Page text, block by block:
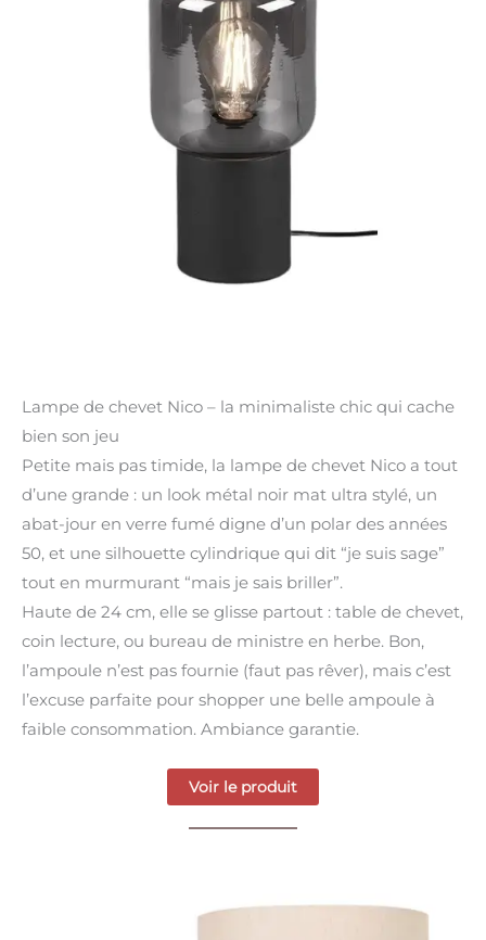
Lampe de chevet Nico – la minimaliste chic qui cache
bien son jeu
Petite mais pas timide, la lampe de chevet Nico a tout
d’une grande : un look métal noir mat ultra stylé, un
abat-jour en verre fumé digne d’un polar des années
50, et une silhouette cylindrique qui dit “je suis sage”
tout en murmurant “mais je sais briller”.
Haute de 24 cm, elle se glisse partout : table de chevet,
coin lecture, ou bureau de ministre en herbe. Bon,
l’ampoule n’est pas fournie (faut pas rêver), mais c’est
l’excuse parfaite pour shopper une belle ampoule à
faible consommation. Ambiance garantie.
Voir le produit